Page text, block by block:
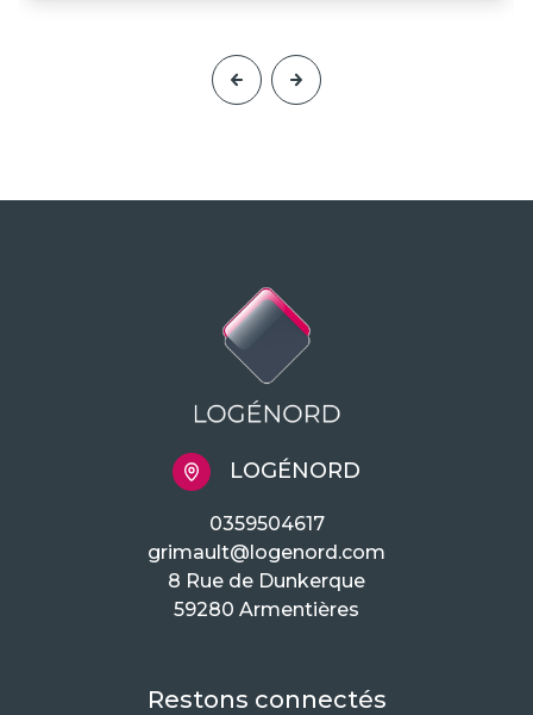
LOGÉNORD
0359504617
grimault@logenord.com
8 Rue de Dunkerque
59280 Armentières
Restons connectés